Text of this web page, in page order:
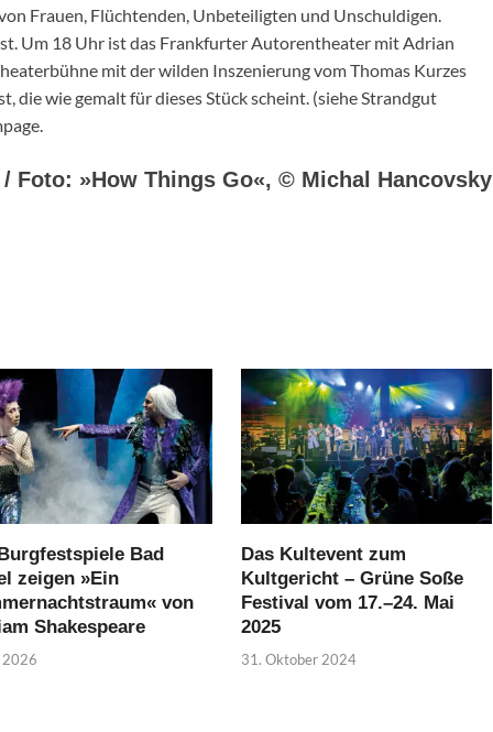
Frauen, Flüchtenden, Unbeteiligten und Unschuldigen.
Um 18 Uhr ist das Frankfurter Autorentheater mit Adrian
mit der wilden Inszenierung vom Thomas Kurzes
die wie gemalt für dieses Stück scheint. (siehe Strandgut
Foto: »How Things Go«, © Michal Hancovsky
Bad
zeigen »Ein
von
Shakespeare
2026
Das Kultevent zum
Kultgericht – Grüne Soße
Festival vom 17.–24. Mai
2025
31. Oktober 2024